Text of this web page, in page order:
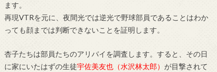
ます。
再現VTRを元に、夜間光では逆光で野球部員であることはわか
っても顔までは判断できないことを証明します。
杏子たちは部員たちのアリバイを調査します。すると、その日
に家にいたはずの生徒宇佐美友也（水沢林太郎） が目撃されて